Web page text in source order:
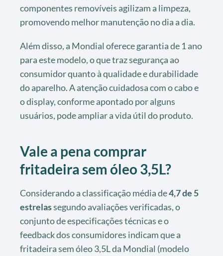
componentes removíveis agilizam a limpeza,
promovendo melhor manutenção no dia a dia.
Além disso, a Mondial oferece garantia de 1 ano
para este modelo, o que traz segurança ao
consumidor quanto à qualidade e durabilidade
do aparelho. A atenção cuidadosa com o cabo e
o display, conforme apontado por alguns
usuários, pode ampliar a vida útil do produto.
Vale a pena comprar
fritadeira sem óleo 3,5L?
Considerando a classificação média de4,7 de 5
estrelassegundo avaliações verificadas, o
conjunto de especificações técnicas e o
feedback dos consumidores indicam que a
fritadeira sem óleo 3,5L da Mondial (modelo